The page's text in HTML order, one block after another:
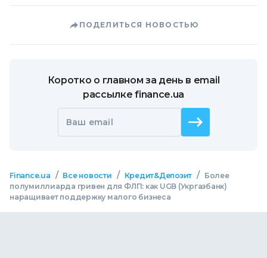
ПОДЕЛИТЬСЯ НОВОСТЬЮ
Коротко о главном за день в email
рассылке finance.ua
Ваш email
Finance.ua / Все новости / Кредит&Депозит /
Более
полумиллиарда гривен для ФЛП: как UGB (Укргазбанк)
наращивает поддержку малого бизнеса